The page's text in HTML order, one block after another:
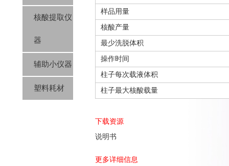
核酸提取仪
器
辅助小仪器
塑料耗材
样品用量
核酸产量
最少洗脱体积
操作时间
柱子每次载液体积
柱子最大核酸载量
下载资源
说明书
更多详细信息